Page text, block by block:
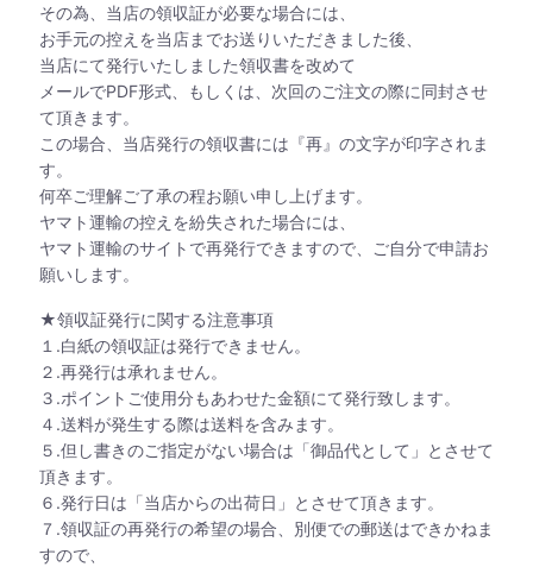
その為、当店の領収証が必要な場合には、
お手元の控えを当店までお送りいただきました後、
当店にて発行いたしました領収書を改めて
メールでPDF形式、もしくは、次回のご注文の際に同封させ
て頂きます。
この場合、当店発行の領収書には『再』の文字が印字されま
す。
何卒ご理解ご了承の程お願い申し上げます。
ヤマト運輸の控えを紛失された場合には、
ヤマト運輸のサイトで再発行できますので、ご自分で申請お
願いします。
★領収証発行に関する注意事項
１.白紙の領収証は発行できません。
２.再発行は承れません。
３.ポイントご使用分もあわせた金額にて発行致します。
４.送料が発生する際は送料を含みます。
５.但し書きのご指定がない場合は「御品代として」とさせて
頂きます。
６.発行日は「当店からの出荷日」とさせて頂きます。
７.領収証の再発行の希望の場合、別便での郵送はできかねま
すので、